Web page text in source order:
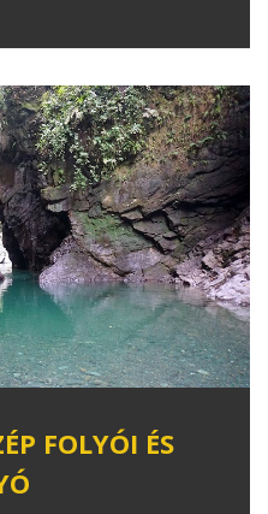
FOLYÓI ÉS